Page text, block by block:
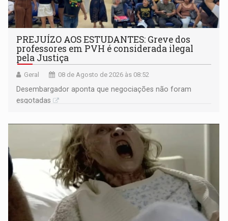
PREJUÍZO AOS ESTUDANTES: Greve dos
professores em PVH é considerada ilegal
pela Justiça
Geral 08 de Agosto de 2026 às 08:52
Desembargador aponta que negociações não foram
esgotadas